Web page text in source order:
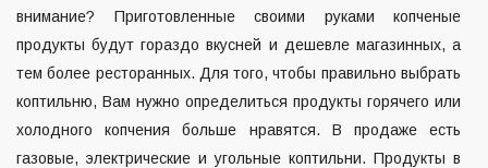
внимание? Приготовленные своими руками копченые
продукты будут гораздо вкусней и дешевле магазинных, а
тем более ресторанных. Для того, чтобы правильно выбрать
коптильню, Вам нужно определиться продукты горячего или
холодного копчения больше нравятся. В продаже есть
газовые, электрические и угольные коптильни. Продукты в